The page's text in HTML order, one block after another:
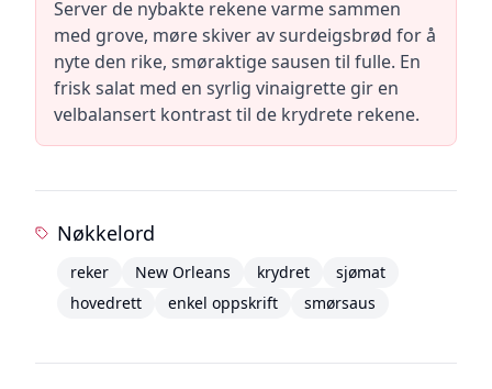
Server de nybakte rekene varme sammen
med grove, møre skiver av surdeigsbrød for å
nyte den rike, smøraktige sausen til fulle. En
frisk salat med en syrlig vinaigrette gir en
velbalansert kontrast til de krydrete rekene.
Nøkkelord
reker New Orleans krydret
sjømat
hovedrett
enkel oppskrift smørsaus